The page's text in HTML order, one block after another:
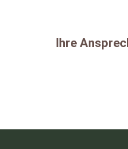
Ihre